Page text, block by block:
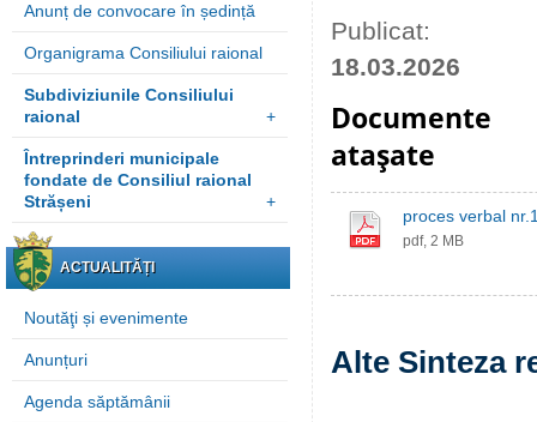
Anunț de convocare în ședință
Organigrama Consiliului raional
Subdiviziunile Consiliului
raional
+
Întreprinderi municipale
fondate de Consiliul raional
Strășeni
+
ACTUALITĂȚI
Noutăţi și evenimente
Anunțuri
Agenda săptămânii
Publicat:
18.03.2026
Documente
ataşate
proces verbal
pdf, 2 MB
Alte Sinteza